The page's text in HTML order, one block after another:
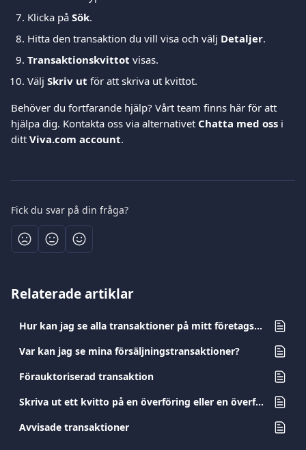
Klicka på Sök.
Hitta den transaktion du vill visa och välj Detaljer.
Transaktionskvittot visas.
Välj Skriv ut för att skriva ut kvittot.
Behöver du fortfarande hjälp? Vårt team finns här för att
hjälpa dig. Kontakta oss via alternativet Chatta med oss i
ditt Viva.com account.
Fick du svar på din fråga?
Relaterade artiklar
Hur kan jag se alla transaktioner på mitt företagskonto?
Var kan jag se mina försäljningstransaktioner?
Förauktoriserad transaktion
Skriva ut ett kvitto på en överföring eller en överföringsorder
Avvisade transaktioner